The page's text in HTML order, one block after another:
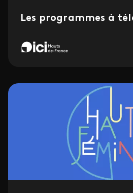
Les programmes à